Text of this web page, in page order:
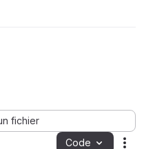
fichier
Code